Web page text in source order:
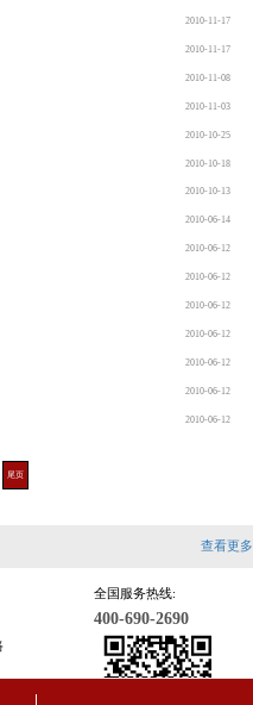
2010-11-17
2010-11-17
2010-11-08
2010-11-03
2010-10-25
2010-10-18
2010-10-13
2010-06-14
2010-06-12
2010-06-12
2010-06-12
2010-06-12
2010-06-12
2010-06-12
2010-06-12
尾页
查看更多
全国服务热线:
400-690-2690